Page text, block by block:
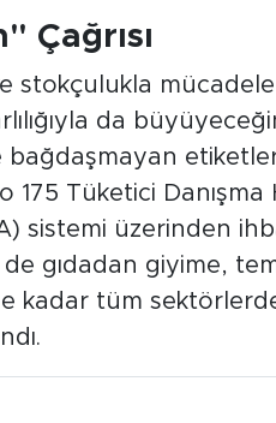
Çağrısı
stokçulukla
da
bağdaşmayan
175 Tüketici Danışma
sistemi üzerinden
gıdadan giyime,
kadar tüm